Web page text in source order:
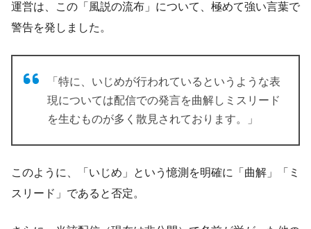
運営は、この「風説の流布」について、極めて強い言葉で
警告を発しました。
「特に、いじめが行われているというような表
現については配信での発言を曲解しミスリード
を生むものが多く散見されております。」
このように、「いじめ」という憶測を明確に「曲解」「ミ
スリード」であると否定。